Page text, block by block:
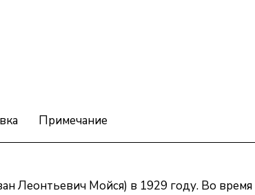
Примечание
Леонтьевич Мойся) в 1929 году. Во